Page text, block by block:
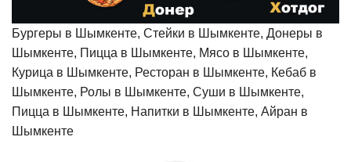
Бургеры в Шымкенте, Стейки в Шымкенте, Донеры в
Шымкенте, Пицца в Шымкенте, Мясо в Шымкенте,
Курица в Шымкенте, Ресторан в Шымкенте, Кебаб в
Шымкенте, Ролы в Шымкенте, Суши в Шымкенте,
Пицца в Шымкенте, Напитки в Шымкенте, Айран в
Шымкенте